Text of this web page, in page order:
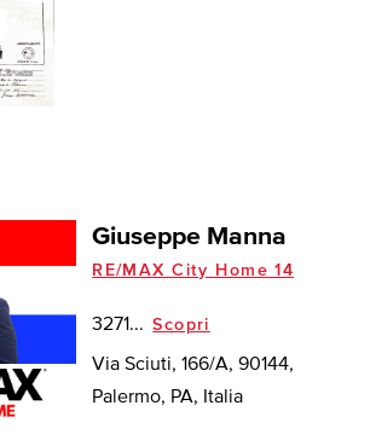
Giuseppe Manna
RE/MAX City Home 14
3271... Scopri
Via Sciuti, 166/A, 90144,
Palermo, PA, Italia